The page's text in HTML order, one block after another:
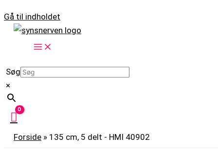
Gå til indholdet
Søg
×
Forside » 135 cm, 5 delt - HMI 40902